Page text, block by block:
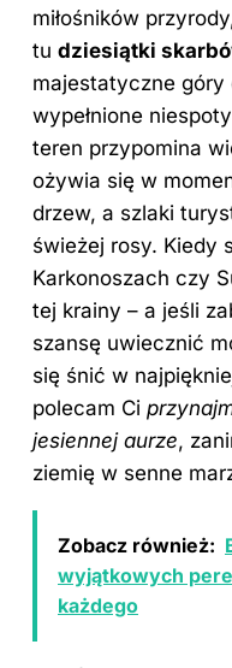
miłośników
tu dziesiątki
majestatyczne góry
wypełnione
teren przypomina
ożywia się w
drzew, a szlaki
świeżej rosy. Kiedy
Karkonoszach czy
tej krainy – a jeśli
szansę uwiecznić
się śnić w
polecam Ci
jesiennej aurze,
ziemię w senne
Zobacz również:
wyjątkowych
każdego